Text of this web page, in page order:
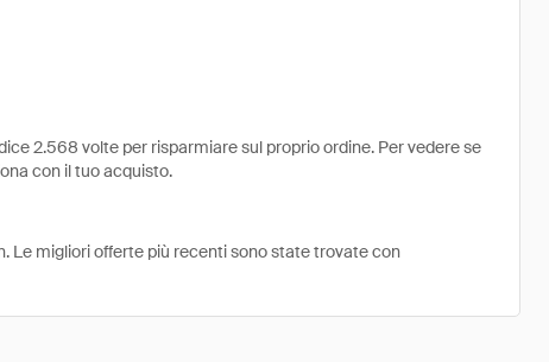
2.568 volte per risparmiare sul proprio ordine. Per vedere se
con il tuo acquisto.
Le migliori offerte più recenti sono state trovate con